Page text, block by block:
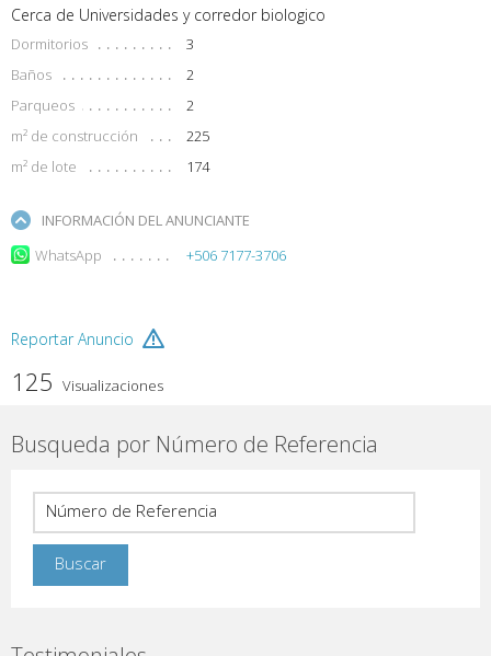
Cerca de Universidades y corredor biologico
Dormitorios
3
Baños
2
Parqueos
2
m² de construcción
225
m² de lote
174
INFORMACIÓN DEL ANUNCIANTE
WhatsApp
+506 7177-3706
Reportar Anuncio
125 Visualizaciones
Busqueda por Número de Referencia